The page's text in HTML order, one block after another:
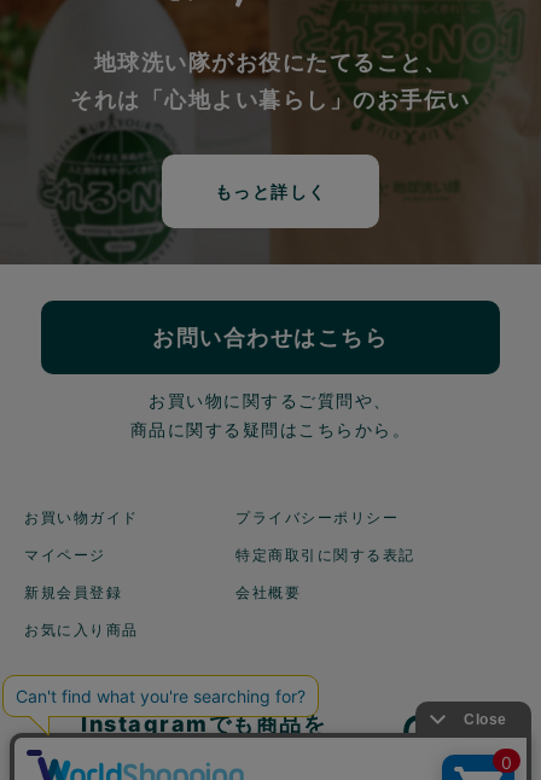
地球洗い隊がお役にたてること、
それは「心地よい暮らし」のお手伝い
もっと詳しく
お問い合わせはこちら
お買い物に関するご質問や、
商品に関する疑問はこちらから。
お買い物ガイド
マイページ
新規会員登録
お気に入り商品
プライバシーポリシー
特定商取引に関する表記
会社概要
Instagramでも商品を
ご紹介しています！